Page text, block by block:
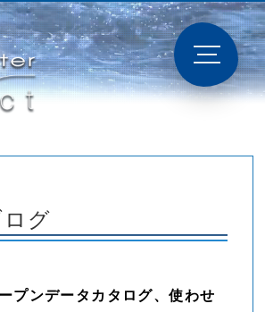
ログ
プンデータカタログ、使わせ